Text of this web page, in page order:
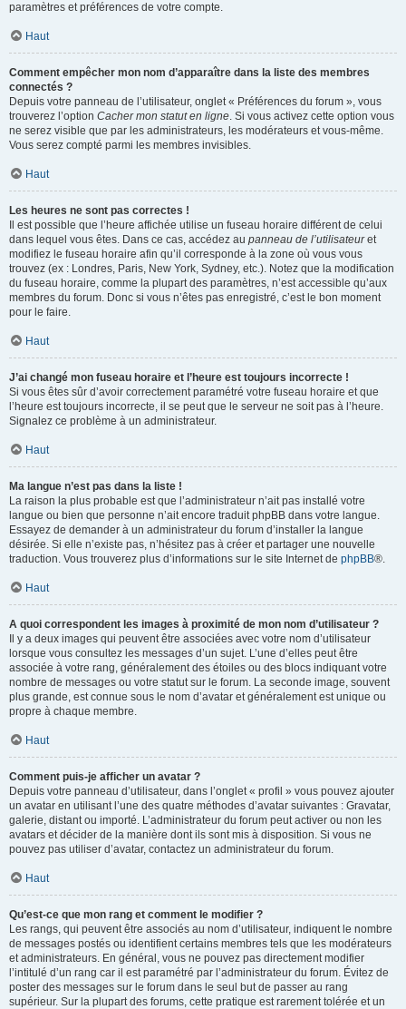
paramètres et préférences de votre compte.
Haut
Comment empêcher mon nom d’apparaître dans la liste des membres
connectés ?
Depuis votre panneau de l’utilisateur, onglet « Préférences du forum », vous
trouverez l’option Cacher mon statut en ligne. Si vous activez cette option vous
ne serez visible que par les administrateurs, les modérateurs et vous-même.
Vous serez compté parmi les membres invisibles.
Haut
Les heures ne sont pas correctes !
Il est possible que l’heure affichée utilise un fuseau horaire différent de celui
dans lequel vous êtes. Dans ce cas, accédez au panneau de l’utilisateuret
modifiez le fuseau horaire afin qu’il corresponde à la zone où vous vous
trouvez (ex : Londres, Paris, New York, Sydney, etc.). Notez que la modification
du fuseau horaire, comme la plupart des paramètres, n’est accessible qu’aux
membres du forum. Donc si vous n’êtes pas enregistré, c’est le bon moment
pour le faire.
Haut
J’ai changé mon fuseau horaire et l’heure est toujours incorrecte !
Si vous êtes sûr d’avoir correctement paramétré votre fuseau horaire et que
l’heure est toujours incorrecte, il se peut que le serveur ne soit pas à l’heure.
Signalez ce problème à un administrateur.
Haut
Ma langue n’est pas dans la liste !
La raison la plus probable est que l’administrateur n’ait pas installé votre
langue ou bien que personne n’ait encore traduit phpBB dans votre langue.
Essayez de demander à un administrateur du forum d’installer la langue
désirée. Si elle n’existe pas, n’hésitez pas à créer et partager une nouvelle
traduction. Vous trouverez plus d’informations sur le site Internet de phpBB®.
Haut
A quoi correspondent les images à proximité de mon nom d’utilisateur ?
Il y a deux images qui peuvent être associées avec votre nom d’utilisateur
lorsque vous consultez les messages d’un sujet. L’une d’elles peut être
associée à votre rang, généralement des étoiles ou des blocs indiquant votre
nombre de messages ou votre statut sur le forum. La seconde image, souvent
plus grande, est connue sous le nom d’avatar et généralement est unique ou
propre à chaque membre.
Haut
Comment puis-je afficher un avatar ?
Depuis votre panneau d’utilisateur, dans l’onglet « profil » vous pouvez ajouter
un avatar en utilisant l’une des quatre méthodes d’avatar suivantes : Gravatar,
galerie, distant ou importé. L’administrateur du forum peut activer ou non les
avatars et décider de la manière dont ils sont mis à disposition. Si vous ne
pouvez pas utiliser d’avatar, contactez un administrateur du forum.
Haut
Qu’est-ce que mon rang et comment le modifier ?
Les rangs, qui peuvent être associés au nom d’utilisateur, indiquent le nombre
de messages postés ou identifient certains membres tels que les modérateurs
et administrateurs. En général, vous ne pouvez pas directement modifier
l’intitulé d’un rang car il est paramétré par l’administrateur du forum. Évitez de
poster des messages sur le forum dans le seul but de passer au rang
supérieur. Sur la plupart des forums, cette pratique est rarement tolérée et un